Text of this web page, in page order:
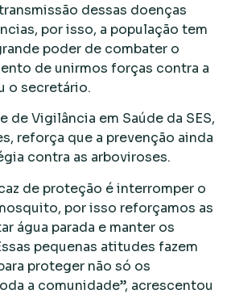
dessas doenças
por isso, a população tem
poder de combater o
de unirmos forças contra a
o secretário.
de Vigilância em Saúde da SES,
reforça que a prevenção ainda
contra as arboviroses.
de proteção é interromper o
por isso reforçamos as
água parada e manter os
pequenas atitudes fazem
proteger não só os
a comunidade”, acrescentou